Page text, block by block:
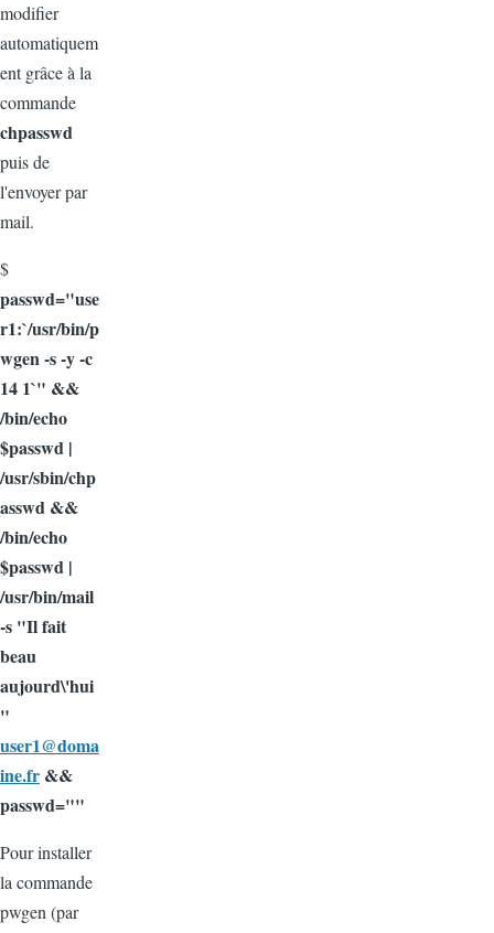
modifier
automatiquem
ent grâce à la
commande
chpasswd
puis de
l'envoyer par
mail.
$
passwd="use
r1:`/usr/bin/p
wgen -s -y -c
14 1`" &&
/bin/echo
$passwd |
/usr/sbin/chp
asswd &&
/bin/echo
$passwd |
/usr/bin/mail
-s "Il fait
beau
aujourd\'hui
"
user1@doma
ine.fr &&
passwd=""
Pour installer
la commande
pwgen (par